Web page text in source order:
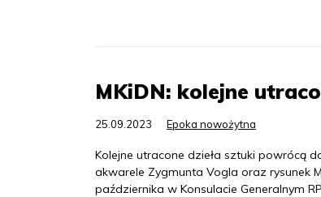
MKiDN: kolejne
25.09.2023 Epoka nowożytna
Kolejne utracone dzieła sztuki powrócą
akwarele Zygmunta Vogla oraz rysunek
października w Konsulacie Generalnym